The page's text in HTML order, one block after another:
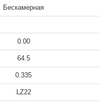
Бескамерная
0.00
64.5
0.335
LZ22